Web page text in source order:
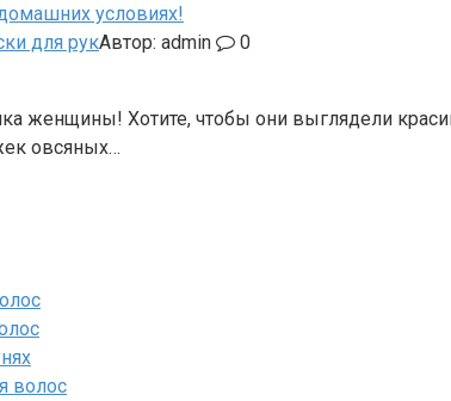
условиях!
для рукАвтор: admin 0
женщины! Хотите, чтобы они выглядели
овсяных…
волос